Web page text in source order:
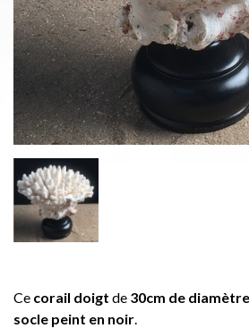
Ce corail doigt de 30cm de diamètre
socle peint en noir.